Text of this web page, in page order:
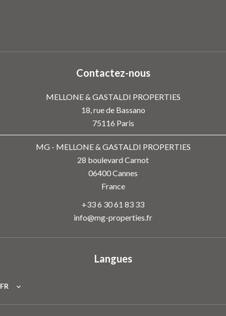
Contactez-nous
MELLONE & GASTALDI PROPERTIES
18, rue de Bassano
75116 Paris
MG - MELLONE & GASTALDI PROPERTIES
28 boulevard Carnot
06400Cannes
France
+33 6 30 61 83 33
info@mg-properties.fr
Langues
FR